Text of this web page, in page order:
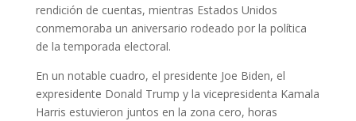
rendición de cuentas, mientras Estados Unidos
conmemoraba un aniversario rodeado por la política
de la temporada electoral.
En un notable cuadro, el presidente Joe Biden, el
expresidente Donald Trump y la vicepresidenta Kamala
Harris estuvieron juntos en la zona cero, horas